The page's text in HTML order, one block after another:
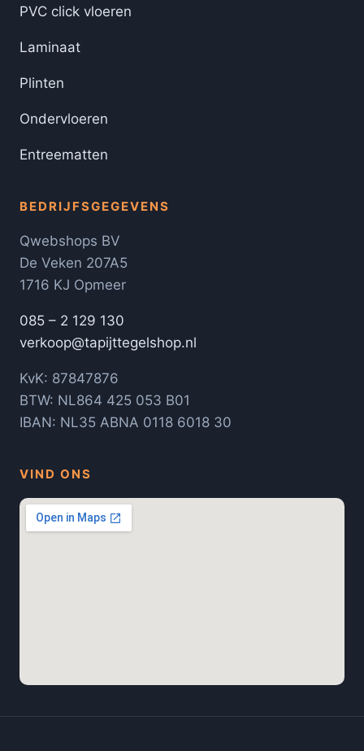
PVC click vloeren
Laminaat
Plinten
Ondervloeren
Entreematten
BEDRIJFSGEGEVENS
Qwebshops BV
De Veken 207A5
1716 KJ Opmeer
085 – 2 129 130
verkoop@tapijttegelshop.nl
KvK: 87847876
BTW: NL864 425 053 B01
IBAN: NL35 ABNA 0118 6018 30
VIND ONS